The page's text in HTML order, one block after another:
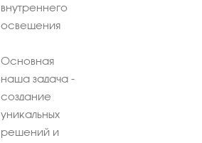
внутреннего
освещения
Основная
наша задача -
создание
уникальных
решений и